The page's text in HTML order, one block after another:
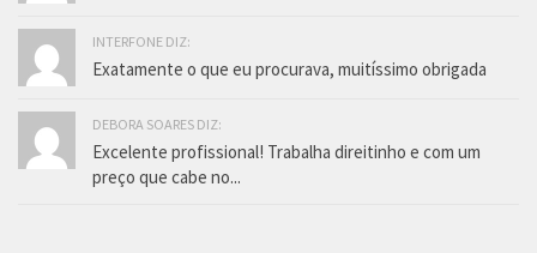
INTERFONE DIZ:
Exatamente o que eu procurava, muitíssimo obrigada
DEBORA SOARES DIZ:
Excelente profissional! Trabalha direitinho e com um
preço que cabe no...